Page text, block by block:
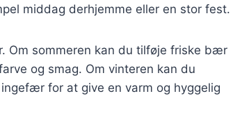
middag derhjemme eller en stor fest.
Om sommeren kan du tilføje friske bær
og smag. Om vinteren kan du
for at give en varm og hyggelig